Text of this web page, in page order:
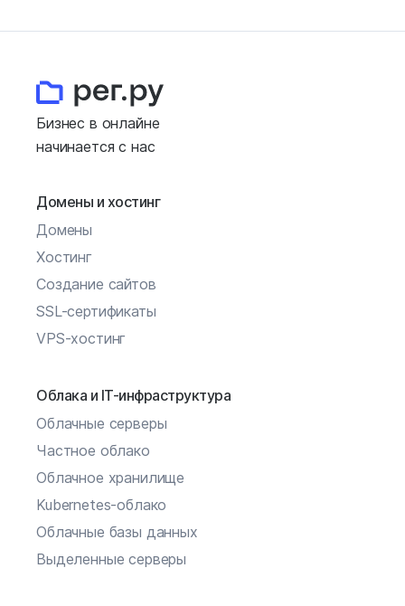
Бизнес в онлайне
начинается с нас
Домены и хостинг
Домены
Хостинг
Создание сайтов
SSL-сертификаты
VPS-хостинг
Облака и IT-инфраструктура
Облачные серверы
Частное облако
Облачное хранилище
Kubernetes-облако
Облачные базы данных
Выделенные серверы